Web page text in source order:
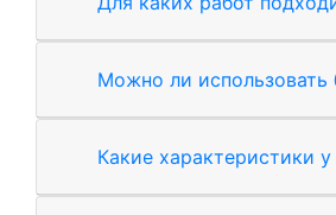
Можно ли использовать
Какие характеристики